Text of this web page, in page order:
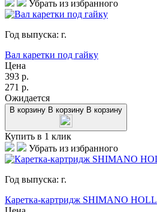
Убрать из избранного
Год выпуска: г.
Вал каретки под гайку
Цена
393 р.
271 р.
Ожидается
В корзину В корзину В корзину
Купить в 1 клик
Убрать из избранного
Год выпуска: г.
Каретка-картридж SHIMANO